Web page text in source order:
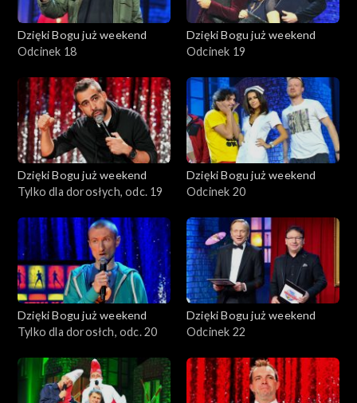
Dzięki Bogu już weekend
Odcinek 18
Dzięki Bogu już weekend
Odcinek 19
Dzięki Bogu już weekend
Tylko dla dorosłych, odc. 19
Dzięki Bogu już weekend
Odcinek 20
Dzięki Bogu już weekend
Tylko dla dorosłch, odc. 20
Dzięki Bogu już weekend
Odcinek 22